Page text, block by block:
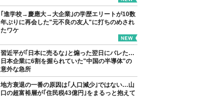
｢進学校→慶應大→大企業｣の学歴エリートが10数
年ぶりに再会した"元不良の友人"に打ちのめされ
たワケ
習近平が｢日本に売るな｣と煽った翌日にバレた…
日本企業に6割を握られていた"中国の半導体"の
意外な急所
地方衰退の一番の原因は｢人口減少｣ではない…山
口の超富裕層が｢住民税43億円｣をまるっと抱えて